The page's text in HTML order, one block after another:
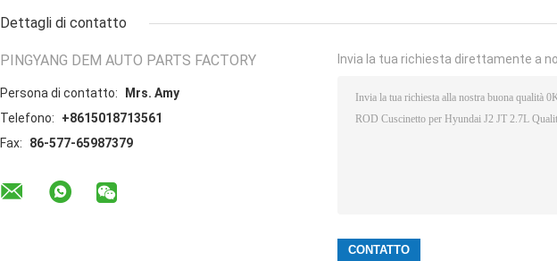
Dettagli di contatto
PINGYANG DEM AUTO PARTS FACTORY
Persona di contatto:
Mrs. Amy
Telefono:
+8615018713561
Fax:
86-577-65987379
Invia la tua richiesta direttamente a